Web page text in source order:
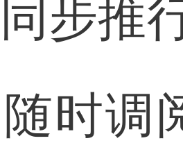
步推
时调